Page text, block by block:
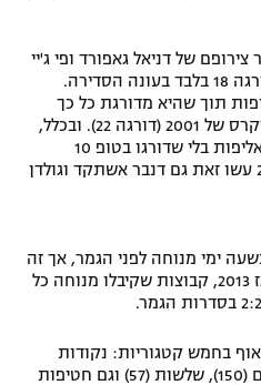
של דניאל גאפורד ופי ג'יי
וושינגטון, ההגנה של דאלאס דורגה 18 בלבד בעונה הסדירה.
תוך שהיא מדורגת כל כך
נמוך בעונה הסדירה היתה הלייקרס של 2001 (דורגה 22). ובכלל,
רק שלוש קבוצות אי פעם זכו באליפות בלי שדורגו בטופ 10
בהגנה: מלבד הלייקרס של 2001 עשו זאת גם דנבר אשתקד וגולדן
ימי מנוחה לפני הגמר, אך זה
לאו דווקא מבטיח להם דבר. מאז 2013, קבוצות שקיבלו מנוחה כל
בחמש קטגוריות: נקודות
(489), ריבאונדים (164), אסיסטים (150), שלשות (57) וגם חטיפות